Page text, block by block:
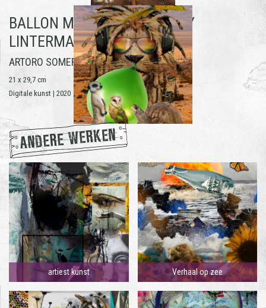
BALLON MET LEEUW -MANDY
LINTERMANS
ARTORO SOMEREN
21 x 29,7 cm
Digitale kunst | 2020
ANDERE WERKEN
artiest kunst Verhaal op zee